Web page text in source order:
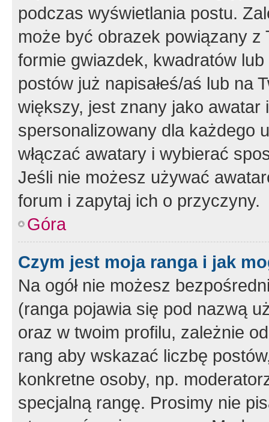
podczas wyświetlania postu.
może być obrazek powiązany z
formie gwiazdek, kwadratów
postów już napisałeś/aś lub na
większy, jest znany jako
spersonalizowany dla każdego
włączać awatary i wybierać
Jeśli nie możesz używać
forum i zapytaj ich o przyczyny.
Góra
Czym jest moja ranga i jak
Na ogół nie możesz
(ranga pojawia się pod nazwą
oraz w twoim profilu, zależnie
rang aby wskazać liczbę
konkretne osoby, np.
specjalną rangę. Prosimy nie